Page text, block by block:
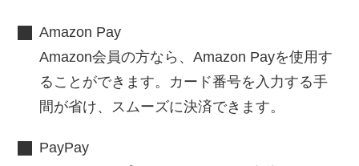
Amazon Pay
Amazon会員の方なら、Amazon Payを使用す
ることができます。カード番号を入力する手
間が省け、スムーズに決済できます。
PayPay